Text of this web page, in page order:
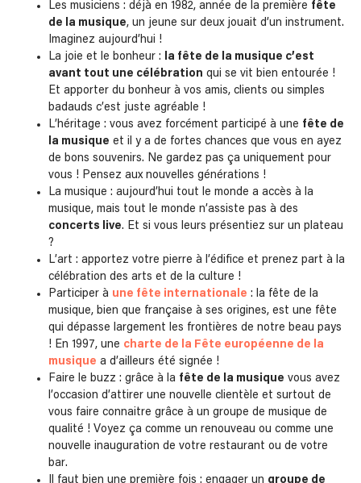
Les musiciens : déjà en 1982, année de la première fête
de la musique, un jeune sur deux jouait d’un instrument.
Imaginez aujourd’hui !
La joie et le bonheur :
la fête de la musique c’est
avant tout une célébration qui se vit bien entourée !
Et apporter du bonheur à vos amis, clients ou simples
badauds c’est juste agréable !
L’héritage : vous avez forcément participé à une fête de
la musique et il y a de fortes chances que vous en ayez
de bons souvenirs. Ne gardez pas ça uniquement pour
vous ! Pensez aux nouvelles générations !
La musique : aujourd’hui tout le monde a accès à la
musique, mais tout le monde n’assiste pas à des
concerts live. Et si vous leurs présentiez sur un plateau
?
L’art : apportez votre pierre à l’édifice et prenez part à la
célébration des arts et de la culture !
Participer à une fête internationale : la fête de la
musique, bien que française à ses origines, est une fête
qui dépasse largement les frontières de notre beau pays
! En 1997, une charte de la Fête européenne de la
musique a d’ailleurs été signée !
Faire le buzz : grâce à la fête de la musique vous avez
l’occasion d’attirer une nouvelle clientèle et surtout de
vous faire connaitre grâce à un groupe de musique de
qualité ! Voyez ça comme un renouveau ou comme une
nouvelle inauguration de votre restaurant ou de votre
bar.
Il faut bien une première fois : engager un groupe de